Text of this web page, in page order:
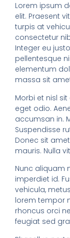
Lorem ipsum
elit. Praesent
turpis at
consectetur
Integer eu
pellentesque
elementum
massa sit
Morbi et nisl
eget odio.
accumsan in.
Suspendisse
Donec sit
mauris. Nulla
Nunc aliquam
imperdiet id.
vehicula,
lorem tempor
rhoncus orci
feugiat sed